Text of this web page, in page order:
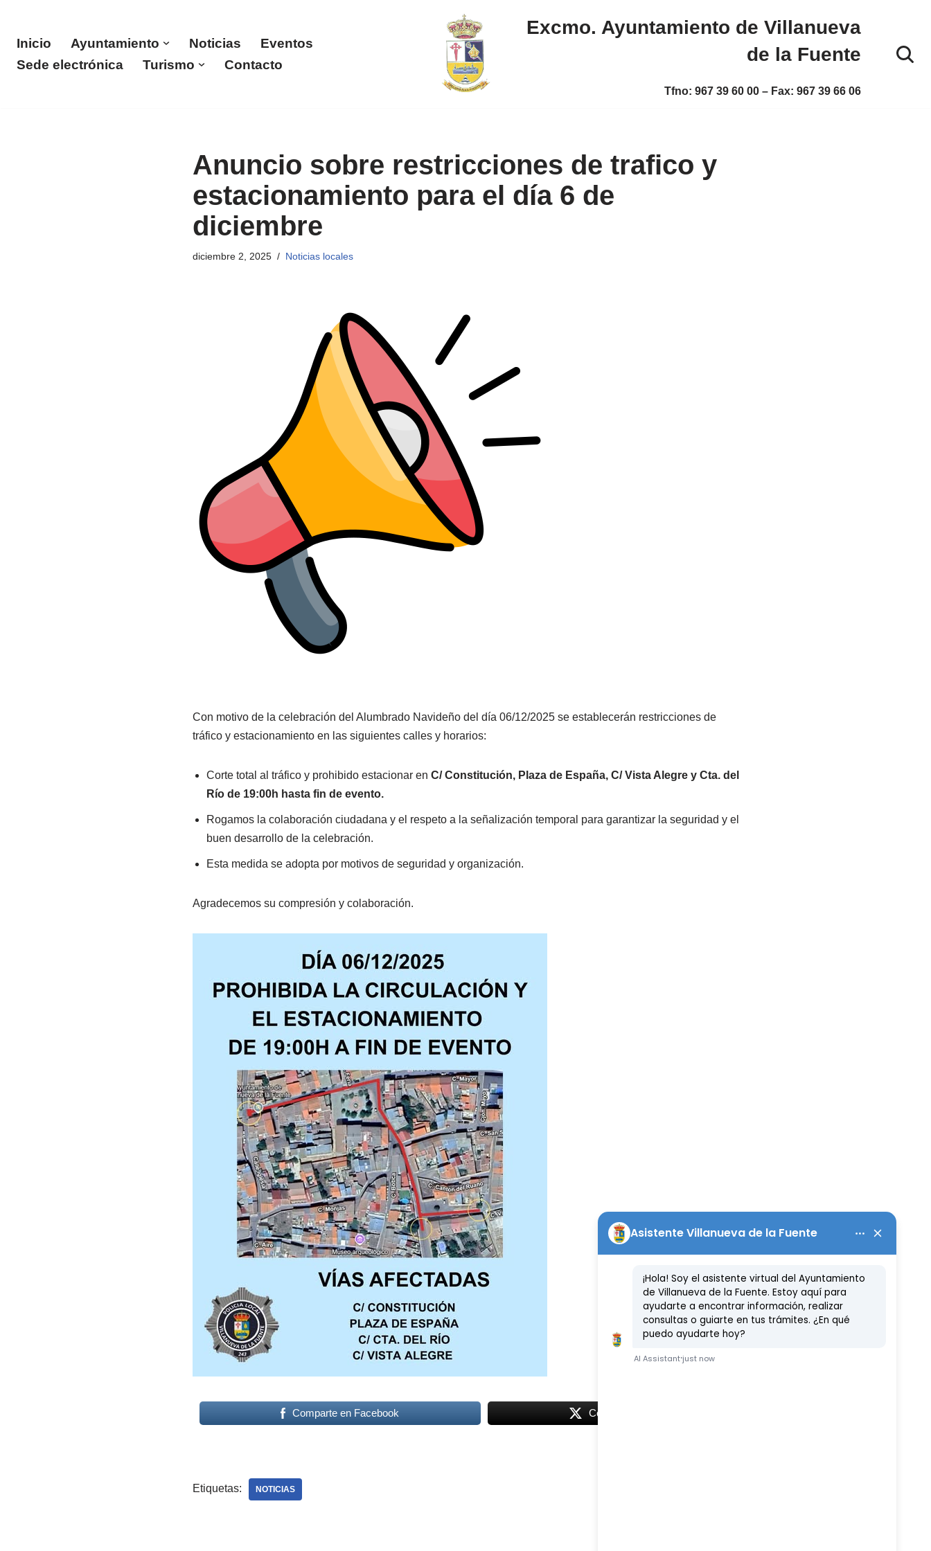
Saltar
Inicio Ayuntamiento Noticias
Eventos
Sede electrónica
Turismo Contacto
Excmo. Ayuntamiento de Villanueva
de la Fuente
Tfno: 967 39 60 00 – Fax: 967 39 66 06
Anuncio sobre restricciones de trafico y
estacionamiento para el día 6 de
diciembre
diciembre 2, 2025 Noticias locales
Con motivo de la celebración del Alumbrado Navideño del día 06/12/2025 se establecerán restricciones de
tráfico y estacionamiento en las siguientes calles y horarios:
Corte total al tráfico y prohibido estacionar en C/ Constitución, Plaza de España, C/ Vista Alegre y Cta. del
Río de 19:00h hasta fin de evento.
Rogamos la colaboración ciudadana y el respeto a la señalización temporal para garantizar la seguridad y el
buen desarrollo de la celebración.
Esta medida se adopta por motivos de seguridad y organización.
Agradecemos su compresión y colaboración.
Comparte en Facebook Comparte en X
Etiquetas: NOTICIAS